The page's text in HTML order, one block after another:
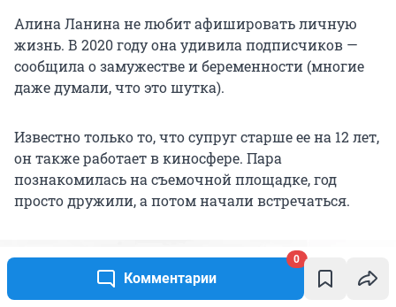
Комментарии
0
Алина Ланина не любит афишировать личную
жизнь. В 2020 году она удивила подписчиков —
сообщила о замужестве и беременности (многие
даже думали, что это шутка).
Известно только то, что супруг старше ее на 12 лет,
он также работает в киносфере. Пара
познакомилась на съемочной площадке, год
просто дружили, а потом начали встречаться.